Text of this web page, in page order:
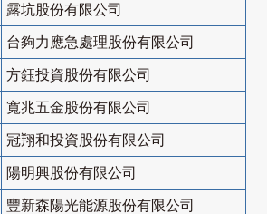
露坑股份有限公司
台夠力應急處理股份有限公司
方鈺投資股份有限公司
寬兆五金股份有限公司
冠翔和投資股份有限公司
陽明興股份有限公司
豐新森陽光能源股份有限公司